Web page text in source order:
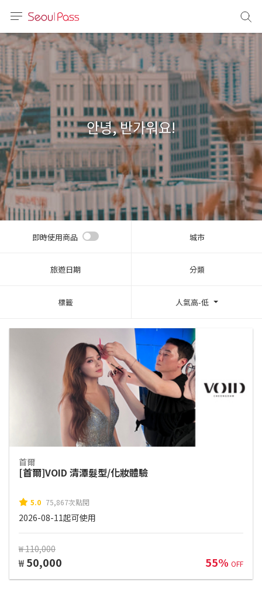
体)
文 (台灣)
안녕, 반가워요!
即時使用商品 城市
旅遊日期 分類
標籤 人氣高-低
首爾
[首爾]VOID 清潭髮型/化妝體驗
5.0 75,867次點閱
2026-08-11起可使用
₩ 110,000
₩ 50,000 55% OFF